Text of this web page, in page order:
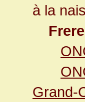
à la
Grand-